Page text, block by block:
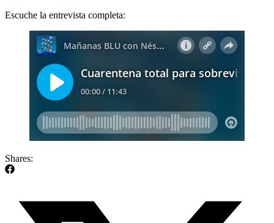
Escuche la entrevista completa:
Shares: